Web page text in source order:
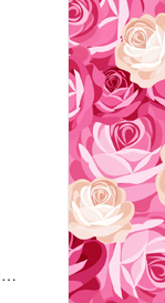
Магнолия гибридная (сорт 'Ossie's Yellow') С3